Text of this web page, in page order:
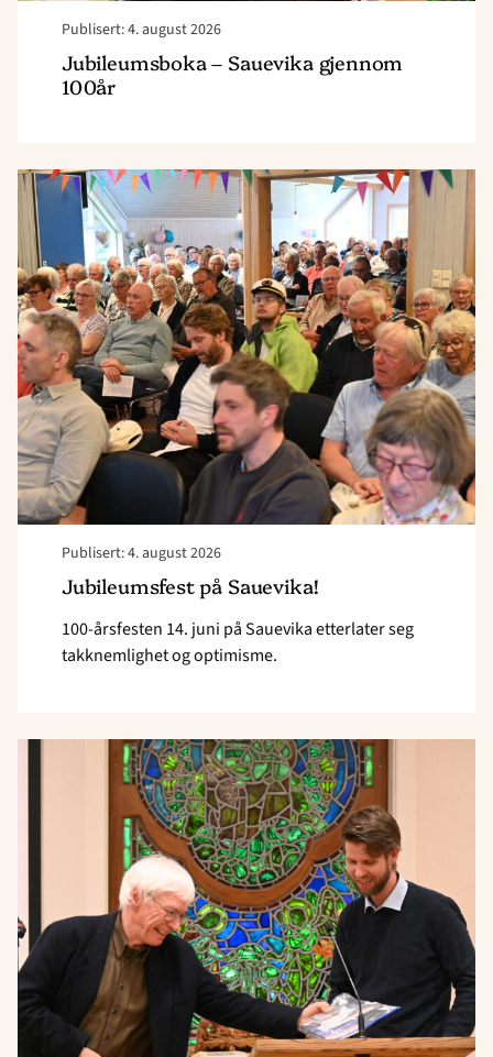
Publisert: 4. august 2026
Jubileumsboka – Sauevika gjennom
100år
Publisert: 4. august 2026
Jubileumsfest på Sauevika!
100-årsfesten 14. juni på Sauevika etterlater seg
takknemlighet og optimisme.
Read
article
"Jubileumsfest
på
Sauevika!"
Read
article
"–
Skapes
ikke
i
isolasjon"